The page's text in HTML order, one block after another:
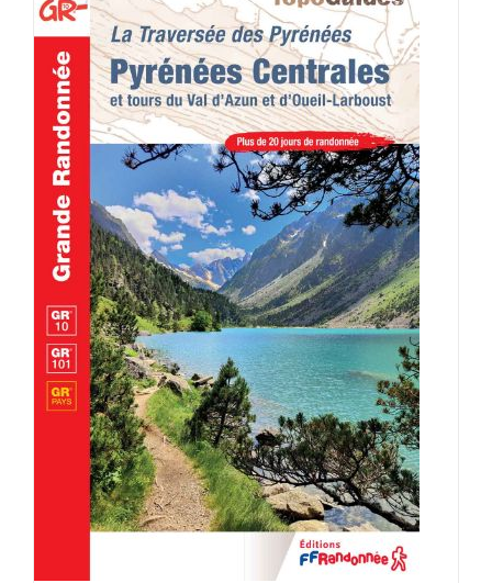
AJOUTER AU PANIER / DÉTAILS